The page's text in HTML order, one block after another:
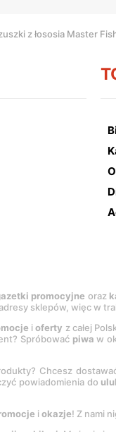
z łososia Master
promocyjne oraz
sklepów, więc w
ioferty z całej
Spróbować piwa w
Chcesz
powiadomienia do
i okazje! Z nami